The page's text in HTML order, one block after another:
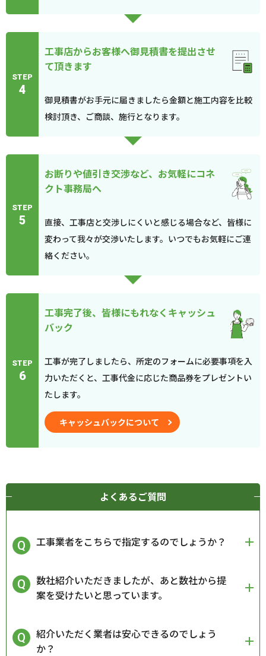
STEP
4
工事店からお客様へ御見積書を提出させ
て頂きます
御見積書がお手元に届きましたら金額と施工内容を比較
検討頂き、ご商談、施行となります。
STEP
5
お断りや値引き交渉など、お気軽にコネ
クト事務局へ
直接、工事店と交渉しにくいと感じる場合など、皆様に
変わって我々が交渉いたします。いつでもお気軽にご連
絡ください。
STEP
6
工事完了後、皆様にもれなくキャッシュ
バック
工事が完了しましたら、所定のフォームに必要事項を入
力いただくと、工事代金に応じた商品券をプレゼントい
たします。
キャッシュバックについて
よくあるご質問
工事業者をこちらで指定するのでしょうか？
数社紹介いただきましたが、あと数社から提
案を受けたいと思っています。
紹介いただく業者は安心できるのでしょう
か？